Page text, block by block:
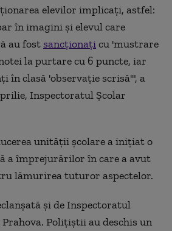
elevilor implicaţi, astfel:
în imagini şi elevul care
au fost sancţionaţicu 'mustrare
la purtare cu 6 puncte, iar
în clasă 'observaţie scrisă'", a
Inspectoratul Şcolar
unităţii şcolare a iniţiat o
a împrejurărilor în care a avut
lămurirea tuturor aspectelor.
şi de Inspectoratul
Poliţiştii au deschis un